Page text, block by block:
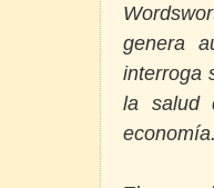
genera
interroga
la salud